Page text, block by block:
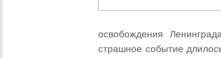
освобождения
страшное событие